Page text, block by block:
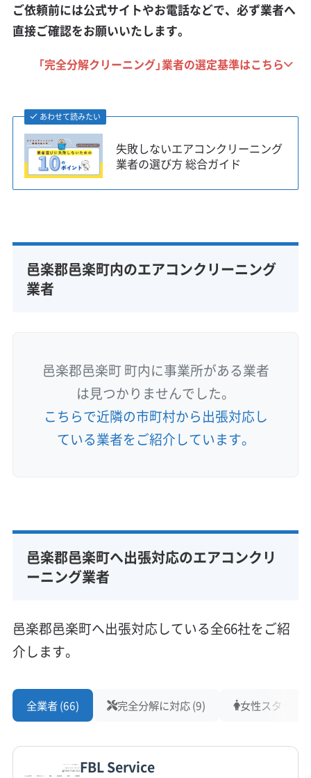
ご依頼前には公式サイトやお電話などで、必ず業者へ
直接ご確認をお願いいたします。
「完全分解クリーニング」業者の選定基準はこちら
あわせて読みたい
失敗しないエアコンクリーニング
業者の選び方 総合ガイド
邑楽郡邑楽町内のエアコンクリーニング
業者
邑楽郡邑楽町 町内に事業所がある業者
は見つかりませんでした。
こちらで近隣の市町村から出張対応し
ている業者をご紹介しています。
邑楽郡邑楽町へ出張対応のエアコンクリ
ーニング業者
邑楽郡邑楽町へ出張対応している全66社をご紹
介します。
全業者 (66) 完全分解に対応 (9) 女性スタッフ
FBL Service